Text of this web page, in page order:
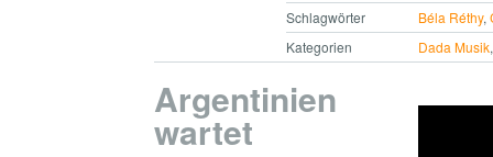
Schlagwörter Béla Réthy,
Kategorien
Dada Musik
Argentinien
wartet